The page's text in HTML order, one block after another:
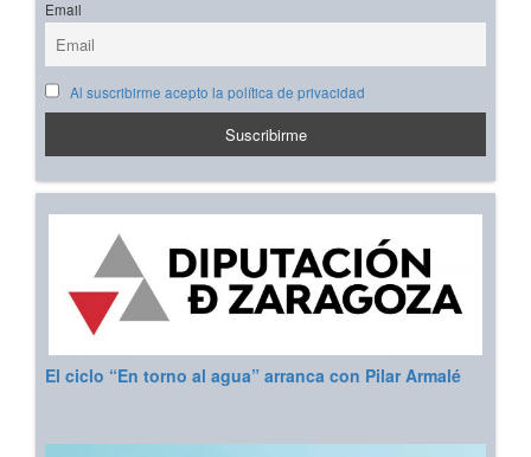
Email
Al suscribirme acepto la política de privacidad
El ciclo “En torno al agua” arranca con Pilar Armalé